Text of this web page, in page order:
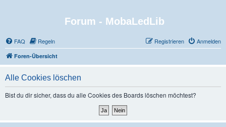
Forum - MobaLedLib
FAQ Regeln Anmelden
Registrieren
Foren-Übersicht
Alle Cookies löschen
Bist du dir sicher, dass du alle Cookies des Boards löschen möchtest?